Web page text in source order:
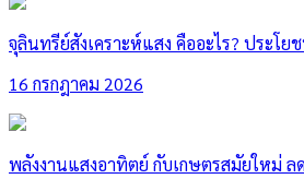
จุลินทรีย์สังเคราะห์แสง คืออะไร? ประโย
16 กรกฎาคม 2026
พลังงานแสงอาทิตย์ กับเกษตรสมัยใหม่ ล